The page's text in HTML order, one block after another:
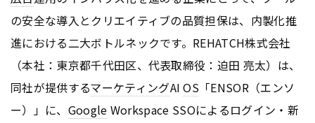
の安全な導入とクリエイティブの品質担保は、内製化推
進における二大ボトルネックです。REHATCH株式会社
（本社：東京都千代田区、代表取締役：迫田 亮太）は、
同社が提供するマーケティングAIOS 「ENSOR（エンソ
ー）」に、 Google Workspace SSOによるログイン・新